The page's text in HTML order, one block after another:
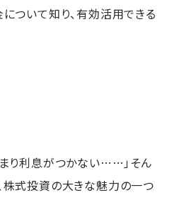
ついて知り、有効活用できる
り利息がつかない……」そん
株式投資の大きな魅力の一つ